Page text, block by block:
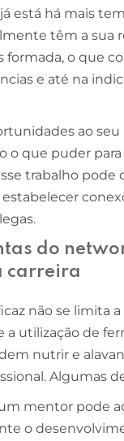
está há mais
têm a sua
formada, o que
e até na
ao seu
o que puder para
trabalho pode
estabelecer
do
carreira
não se limita
a utilização de
nutrir e
Algumas
mentor pode
o